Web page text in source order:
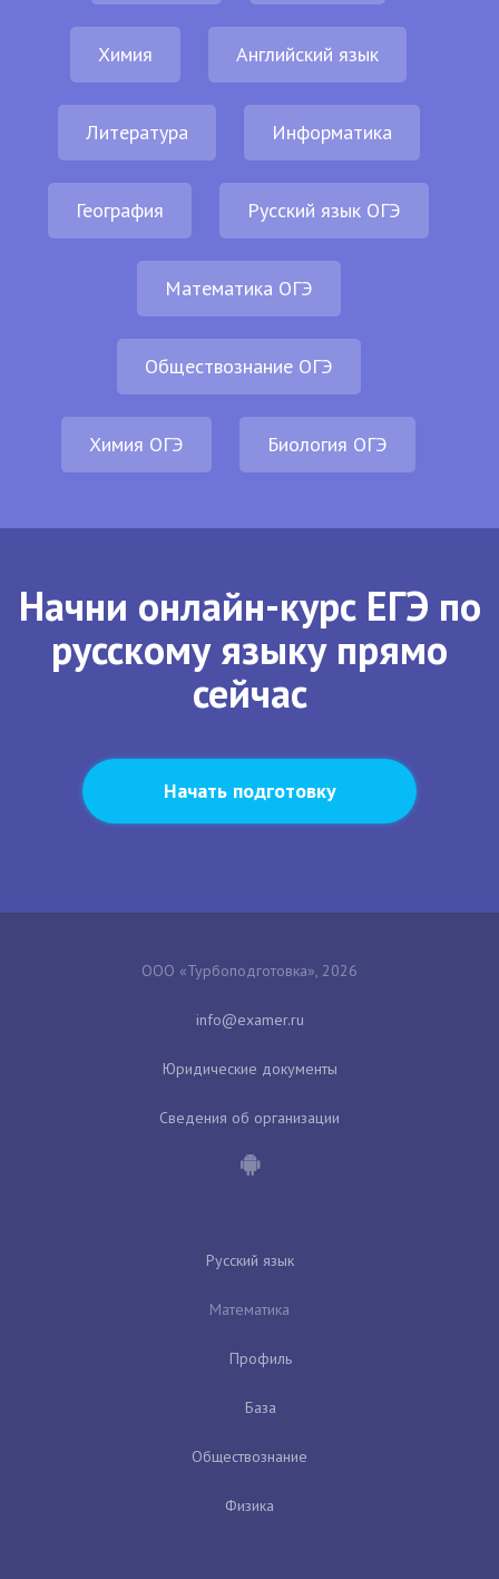
Химия Английский язык
Литература Информатика
География Русский язык ОГЭ
Математика ОГЭ
Обществознание ОГЭ
Химия ОГЭ Биология ОГЭ
Начни онлайн-курс ЕГЭ по
русскому языку прямо
сейчас
Начать подготовку
ООО «Турбоподготовка», 2026
Юридические документы
Сведения об организации
Русский язык
Математика
Профиль
База
Обществознание
Физика